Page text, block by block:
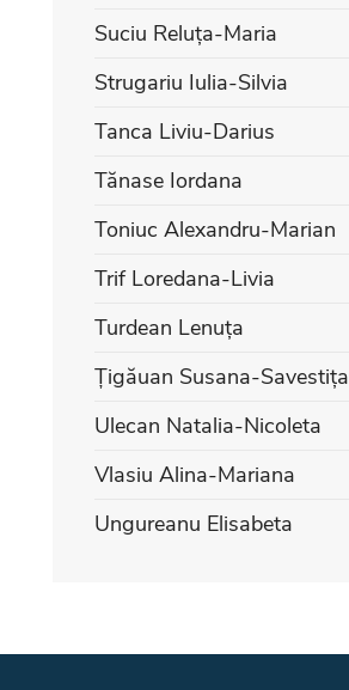
Suciu Reluța-Maria
Strugariu Iulia-Silvia
Tanca Liviu-Darius
Tănase Iordana
Toniuc Alexandru-Marian
Trif Loredana-Livia
Turdean Lenuța
Țigăuan Susana-Savestița
Ulecan Natalia-Nicoleta
Vlasiu Alina-Mariana
Ungureanu Elisabeta